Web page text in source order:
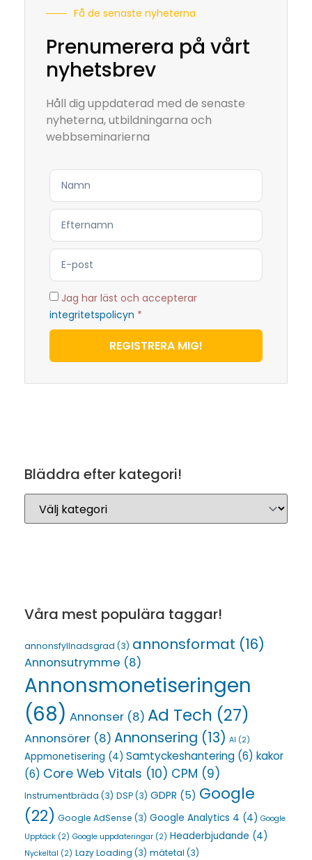
Få de senaste nyheterna
Prenumerera på vårt
nyhetsbrev
Håll dig uppdaterad med de senaste
nyheterna, utbildningarna och
webbseminarierna
Jag har läst och accepterar
integritetspolicyn *
REGISTRERA MIG!
Bläddra efter kategori!
Våra mest populära taggar!
annonsfyllnadsgrad (3) annonsformat (16)
Annonsutrymme (8)
Annonsmonetiseringen
(68) Annonser (8) Ad Tech (27)
Annonsörer (8) Annonsering (13) AI (2)
Appmonetisering (4) Samtyckeshantering (6) kakor
(6) Core Web Vitals (10) CPM (9)
Instrumentbräda (3) DSP(3) GDPR (5) Google
(22) Google AdSense (3) Google Analytics 4 (4) Google
Upptäck (2) Google uppdateringar (2) Headerbjudande (4)
Nyckeltal (2) Lazy Loading (3) mätetal (3)